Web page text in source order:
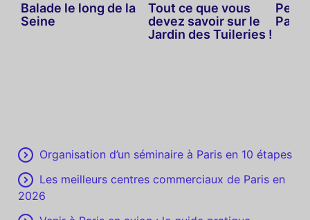
Balade le long de la
Seine
Tout ce que vous
devez savoir sur le
Jardin des Tuileries !
Paris
Organisation d’un séminaire à Paris en 10 étapes
Les meilleurs centres commerciaux de Paris en
2026